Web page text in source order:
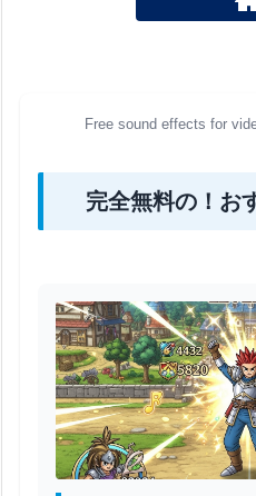
Free sound effects for
完全無料の！お